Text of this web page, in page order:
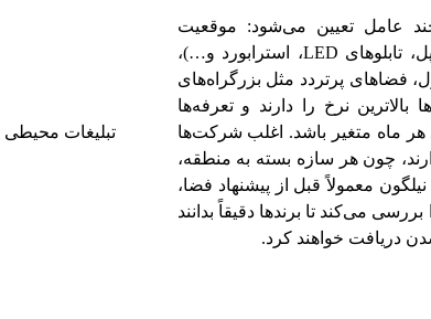
عامل تعیین می‌شود: موقعیت
جغرافیایی سازه، اندازه و نوع رسانه (بیلبورد، عرشه پل، تابلوهای LED، استرابورد و…)،
فضاهای پرتردد مثل بزرگراه‌های
نرخ را دارند و تعرفه‌ها
هر ماه متغیر باشد. اغلب شرکت‌ها
چون هر سازه بسته به منطقه،
معمولاً قبل از پیشنهاد فضا،
می‌کند تا برندها دقیقاً بدانند
دریافت خواهند کرد.